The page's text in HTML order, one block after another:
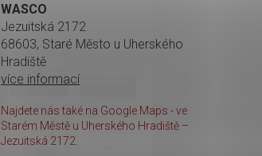
WASCO
Jezuitská 2172
68603, Staré Město u Uherského
Hradiště
více informací
Najdete nás také na Google Maps - ve
Starém Městě u Uherského Hradiště –
Jezuitská 2172.